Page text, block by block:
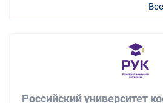
Российский университет